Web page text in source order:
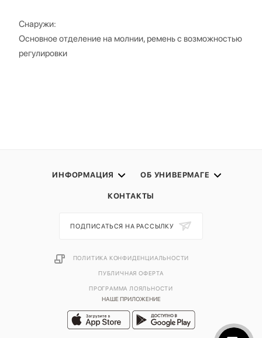
Снаружи:
Основное отделение на молнии, ремень с возможностью
регулировки
ИНФОРМАЦИЯ ОБ УНИВЕРМАГЕ
КОНТАКТЫ
НАШЕ ПРИЛОЖЕНИЕ
ПОДПИСАТЬСЯ НА РАССЫЛКУ
ПОЛИТИКА КОНФИДЕНЦИАЛЬНОСТИ
ПУБЛИЧНАЯ ОФЕРТА
ПРОГРАММА ЛОЯЛЬНОСТИ